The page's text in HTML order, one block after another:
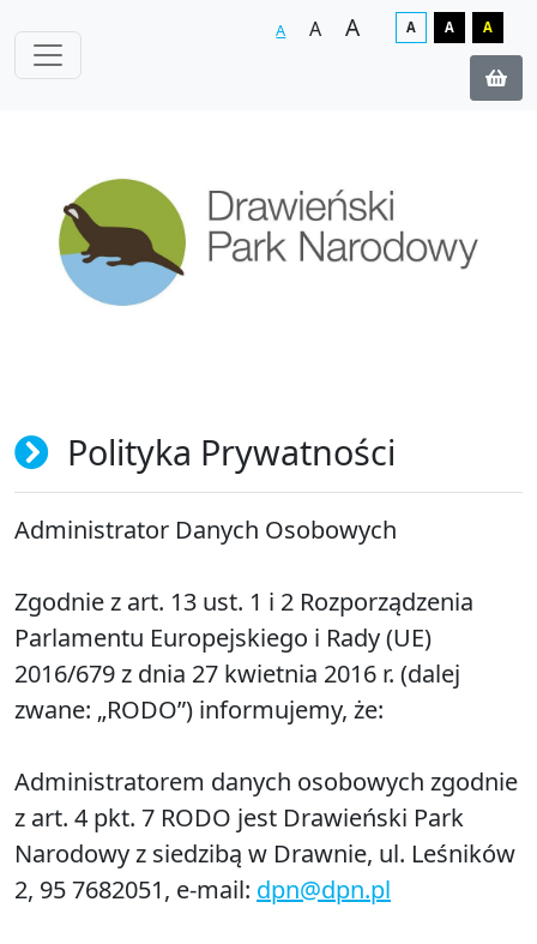
A A A A A A
Polityka Prywatności
Administrator Danych Osobowych
Zgodnie z art. 13 ust. 1 i 2 Rozporządzenia
Parlamentu Europejskiego i Rady (UE)
2016/679 z dnia 27 kwietnia 2016 r. (dalej
zwane: „RODO”) informujemy, że:
Administratorem danych osobowych zgodnie
z art. 4 pkt. 7 RODO jest Drawieński Park
Narodowy z siedzibą w Drawnie, ul. Leśników
2, 95 7682051, e-mail: dpn@dpn.pl